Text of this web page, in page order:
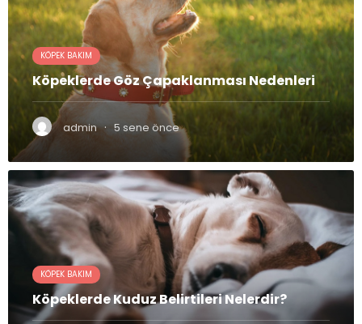
KÖPEK BAKIM
Köpeklerde Göz Çapaklanması Nedenleri
admin · 5 sene önce
KÖPEK BAKIM
Köpeklerde Kuduz Belirtileri Nelerdir?